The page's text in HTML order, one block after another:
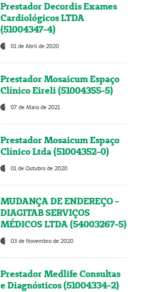
Prestador Decordis Exames
Cardiológicos LTDA
(51004347-4)
01 de Abril de 2020
Prestador Mosaicum Espaço
Clínico Eireli (51004355-5)
07 de Maio de 2021
Prestador Mosaicum Espaço
Clínico Ltda (51004352-0)
01 de Outubro de 2020
MUDANÇA DE ENDEREÇO -
DIAGITAB SERVIÇOS
MÉDICOS LTDA (54003267-5)
03 de Novembro de 2020
Prestador Medlife Consultas
e Diagnósticos (51004334-2)